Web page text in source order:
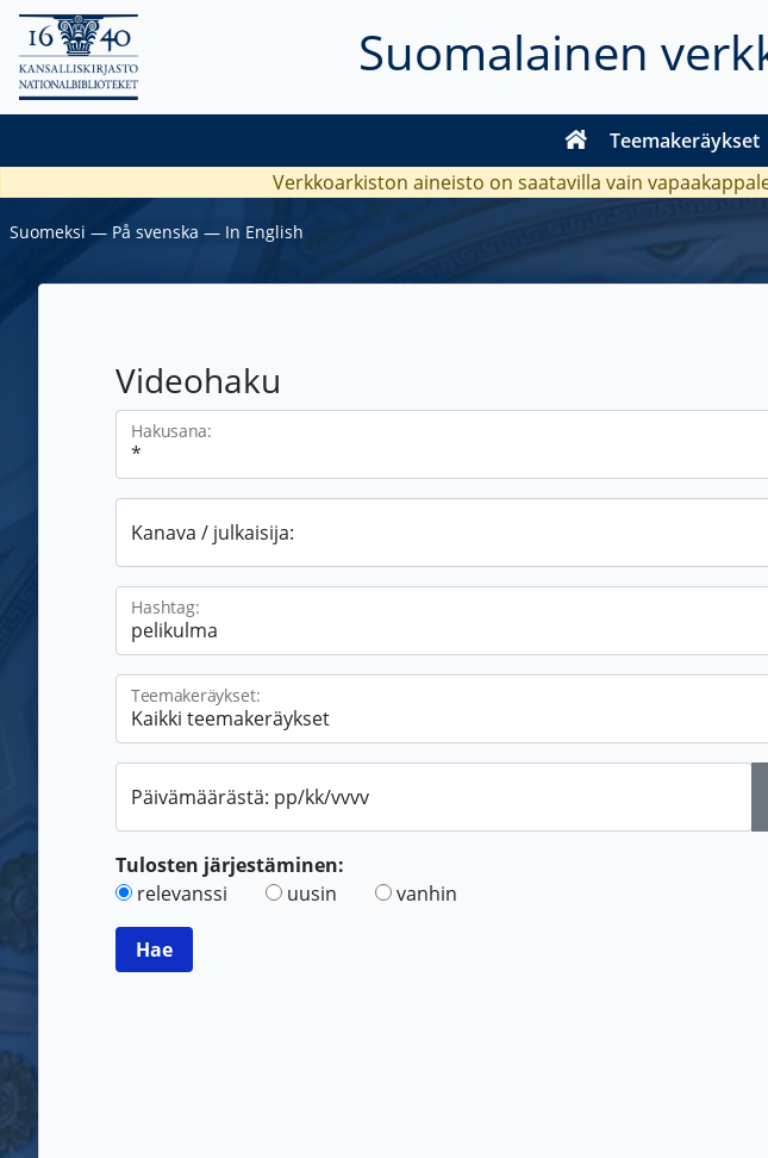
Suomalainen
Teemakeräykset
Verkkoarkiston aineisto on saatavilla vain
Suomeksi ― På svenska ― In English
Videohaku
Hakusana:
Kanava / julkaisija:
Hashtag:
Teemakeräykset:
Päivämäärästä: pp/kk/vvvv
Tulosten järjestäminen:
relevanssi
uusin vanhin